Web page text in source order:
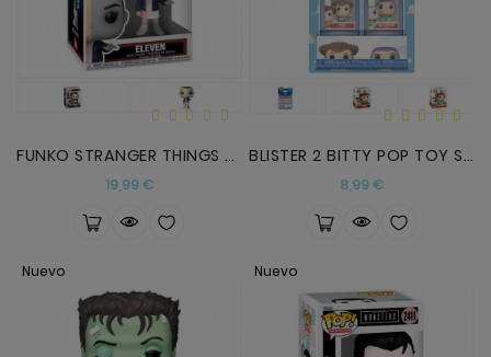
FUNKO STRANGER THINGS ELEVEN 10 ANIVERSARIO
19,99 €Precio
BLISTER 2 BITTY POP TOY STORY WOODY Y BUZZ
8,99 €Precio
Nuevo Nuevo